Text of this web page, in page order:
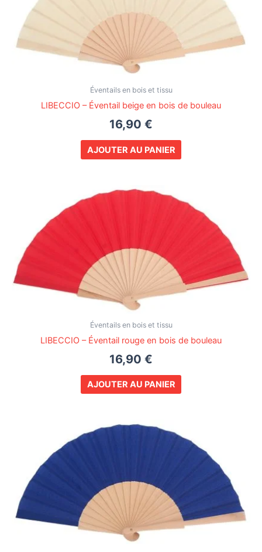
Éventails en bois et tissu
LIBECCIO – Éventail beige en bois de bouleau
16,90 €
AJOUTER AU PANIER
Éventails en bois et tissu
LIBECCIO – Éventail rouge en bois de bouleau
16,90 €
AJOUTER AU PANIER